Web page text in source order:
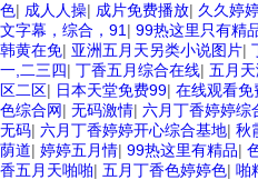
色| 成人人操| 成片免费播放| 久久婷
文字幕，综合，91 | 99热这里只有精
韩黄在免| 亚洲五月天另类小说图片|
一,二三四| 丁香五月综合在线| 五月
区二区| 日本天堂免费99| 在线观看免
色综合网| 无码激情| 六月丁香婷婷综
无码| 六月丁香婷婷开心综合基地| 秋
荫道| 婷婷五月情| 99热这里有精品|
香五月天啪啪| 五月丁香色婷婷色| 啪